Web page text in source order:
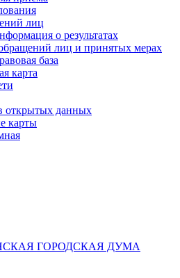
лиц
о результатах
лиц и принятых мерах
база
карта
открытых данных
карты
ГОРОДСКАЯ ДУМА